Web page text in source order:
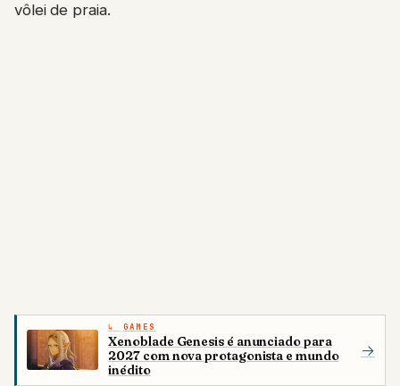
vôlei de praia.
GAMES
Xenoblade Genesis é anunciado para
2027 com nova protagonista e mundo
inédito
→